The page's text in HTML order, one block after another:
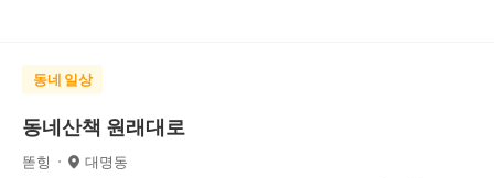
동네 일상
동네산책 원래대로
똗힝 대명동